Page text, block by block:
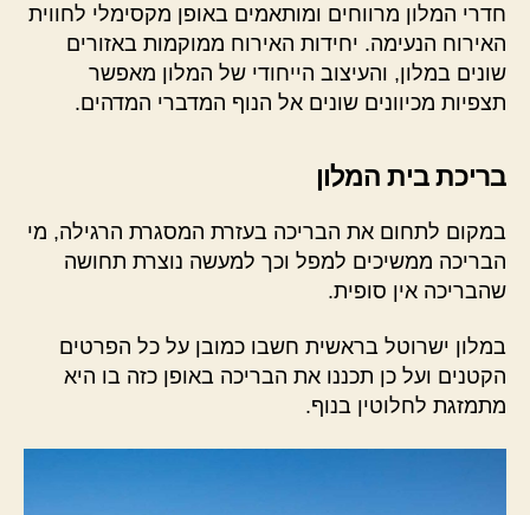
חדרי המלון מרווחים ומותאמים באופן מקסימלי לחווית
האירוח הנעימה. יחידות האירוח ממוקמות באזורים
שונים במלון, והעיצוב הייחודי של המלון מאפשר
תצפיות מכיוונים שונים אל הנוף המדברי המדהים.
בריכת בית המלון
במקום לתחום את הבריכה בעזרת המסגרת הרגילה, מי
הבריכה ממשיכים למפל וכך למעשה נוצרת תחושה
שהבריכה אין סופית.
במלון ישרוטל בראשית חשבו כמובן על כל הפרטים
הקטנים ועל כן תכננו את הבריכה באופן כזה בו היא
מתמזגת לחלוטין בנוף.